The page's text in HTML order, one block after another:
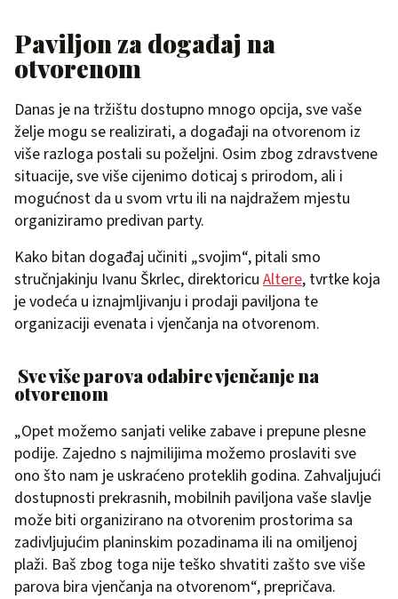
Paviljon za događaj na
otvorenom
Danas je na tržištu dostupno mnogo opcija, sve vaše
želje mogu se realizirati, a događaji na otvorenom iz
više razloga postali su poželjni. Osim zbog zdravstvene
situacije, sve više cijenimo doticaj s prirodom, ali i
mogućnost da u svom vrtu ili na najdražem mjestu
organiziramo predivan party.
Kako bitan događaj učiniti „svojim“, pitali smo
stručnjakinju Ivanu Škrlec, direktoricu Altere, tvrtke koja
je vodeća u iznajmljivanju i prodaji paviljona te
organizaciji evenata i vjenčanja na otvorenom.
Sve više parova odabire vjenčanje na
otvorenom
„Opet možemo sanjati velike zabave i prepune plesne
podije. Zajedno s najmilijima možemo proslaviti sve
ono što nam je uskraćeno proteklih godina. Zahvaljujući
dostupnosti prekrasnih, mobilnih paviljona vaše slavlje
može biti organizirano na otvorenim prostorima sa
zadivljujućim planinskim pozadinama ili na omiljenoj
plaži. Baš zbog toga nije teško shvatiti zašto sve više
parova bira vjenčanja na otvorenom“, prepričava.